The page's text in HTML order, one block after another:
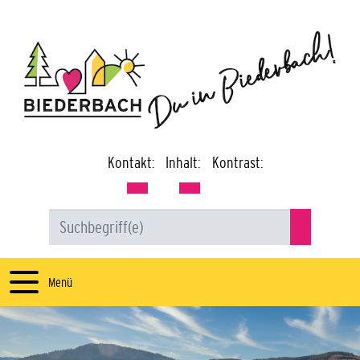
Kontakt: Inhalt: Kontrast:
Menü